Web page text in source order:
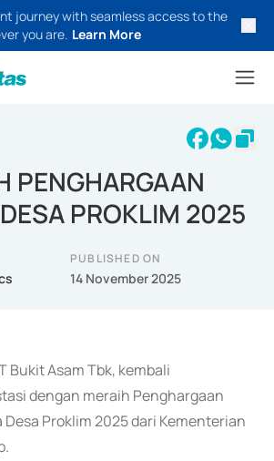
journey with seamless access to the
you are. Learn More
PENGHARGAAN
PROKLIM 2025
PUBLISHED ON
14 November 2025
Bukit Asam Tbk, kembali
dengan meraih Penghargaan
Proklim 2025 dari Kementerian